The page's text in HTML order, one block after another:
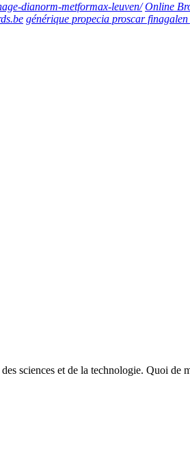
dianorm-metformax-leuven/ Online
générique propecia proscar
sciences et de la technologie. Quoi de